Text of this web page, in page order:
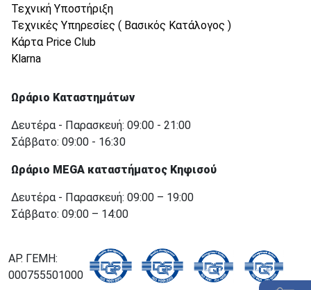
Τεχνική Υποστήριξη
Τεχνικές Υπηρεσίες ( Βασικός Κατάλογος )
Κάρτα Price Club
Klarna
Ωράριο Καταστημάτων
Δευτέρα - Παρασκευή: 09:00 - 21:00
Σάββατο: 09:00 - 16:30
Ωράριο MEGA καταστήματος Κηφισού
Δευτέρα - Παρασκευή: 09:00 – 19:00
Σάββατο: 09:00 – 14:00
ΑΡ. ΓΕΜΗ:
000755501000